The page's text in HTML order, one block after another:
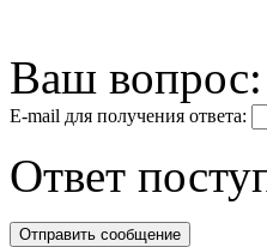
Ваш вопрос:
E-mail для получения ответа:
Ответ